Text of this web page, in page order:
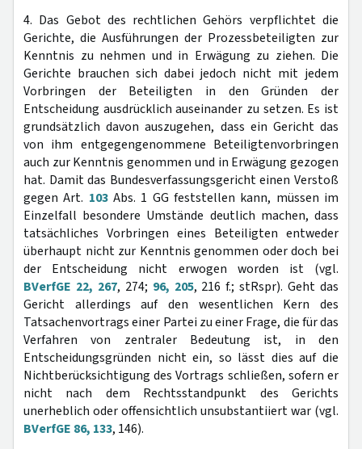
4. Das Gebot des rechtlichen Gehörs verpflichtet die
Gerichte, die Ausführungen der Prozessbeteiligten zur
Kenntnis zu nehmen und in Erwägung zu ziehen. Die
Gerichte brauchen sich dabei jedoch nicht mit jedem
Vorbringen der Beteiligten in den Gründen der
Entscheidung ausdrücklich auseinander zu setzen. Es ist
grundsätzlich davon auszugehen, dass ein Gericht das
von ihm entgegengenommene Beteiligtenvorbringen
auch zur Kenntnis genommen und in Erwägung gezogen
hat. Damit das Bundesverfassungsgericht einen Verstoß
gegen Art. 103Abs. 1 GG feststellen kann, müssen im
Einzelfall besondere Umstände deutlich machen, dass
tatsächliches Vorbringen eines Beteiligten entweder
überhaupt nicht zur Kenntnis genommen oder doch bei
der Entscheidung nicht erwogen worden ist (vgl.
BVerfGE 22, 267, 274; 96, 205, 216 f.; stRspr). Geht das
Gericht allerdings auf den wesentlichen Kern des
Tatsachenvortrags einer Partei zu einer Frage, die für das
Verfahren von zentraler Bedeutung ist, in den
Entscheidungsgründen nicht ein, so lässt dies auf die
Nichtberücksichtigung des Vortrags schließen, sofern er
nicht nach dem Rechtsstandpunkt des Gerichts
unerheblich oder offensichtlich unsubstantiiert war (vgl.
BVerfGE 86, 133, 146).